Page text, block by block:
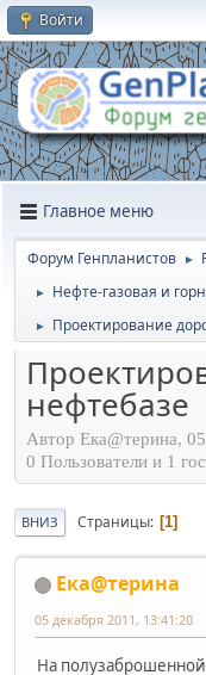
Войти
Главное меню
Форум Генпланистов ►
► Нефте-газовая и
► Проектирование
нефтебазе
Автор Ека@терина,
0 Пользователи и 1
ВНИЗ Страницы 1
Ека@терина
05 декабря 2011, 13:41:20
На